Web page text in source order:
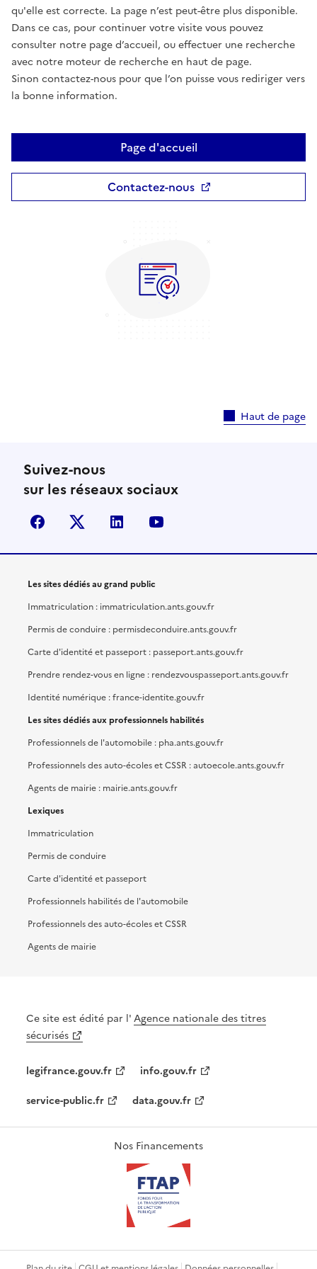
qu'elle est correcte. La page n’est peut-être plus disponible.
Dans ce cas, pour continuer votre visite vous pouvez
consulter notre page d’accueil, ou effectuer une recherche
avec notre moteur de recherche en haut de page.
Sinon contactez-nous pour que l’on puisse vous rediriger vers
la bonne information.
Page d'accueil
Contactez-nous
Haut de page
Suivez-nous
sur les réseaux sociaux
facebook X (anciennement Twitter)
linkedin
Les sites dédiés au grand public
Immatriculation : immatriculation.ants.gouv.fr
Permis de conduire : permisdeconduire.ants.gouv.fr
Carte d'identité et passeport : passeport.ants.gouv.fr
Prendre rendez-vous en ligne : rendezvouspasseport.ants.gouv.fr
Identité numérique : france-identite.gouv.fr
Les sites dédiés aux professionnels habilités
Professionnels de l'automobile : pha.ants.gouv.fr
Professionnels des auto-écoles et CSSR : autoecole.ants.gouv.fr
Agents de mairie : mairie.ants.gouv.fr
Lexiques
Immatriculation
Permis de conduire
Carte d'identité et passeport
Professionnels habilités de l'automobile
Professionnels des auto-écoles et CSSR
Agents de mairie
Ce site est édité par l'Agence nationale des titres
sécurisés
legifrance.gouv.fr
info.gouv.fr
service-public.fr
data.gouv.fr
Nos Financements